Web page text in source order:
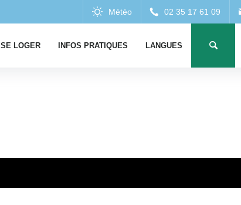
SE LOGER INFOS PRATIQUES LANGUES